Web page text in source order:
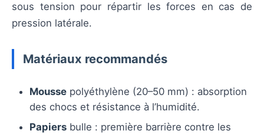
sous tension pour répartir les forces en cas de
pression latérale.
Matériaux recommandés
Mousse polyéthylène (20–50 mm) : absorption
des chocs et résistance à l’humidité.
Papiers bulle : première barrière contre les